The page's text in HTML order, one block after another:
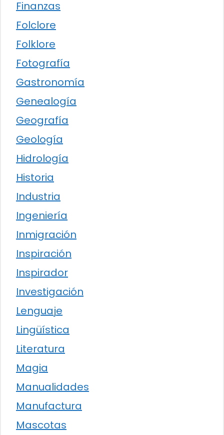
Finanzas
Folclore
Folklore
Fotografía
Gastronomía
Genealogía
Geografía
Geología
Hidrología
Historia
Industria
Ingeniería
Inmigración
Inspiración
Inspirador
Investigación
Lenguaje
Lingüística
Literatura
Magia
Manualidades
Manufactura
Mascotas